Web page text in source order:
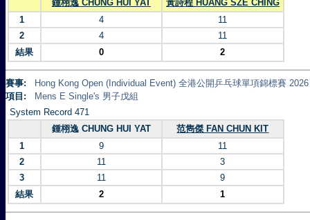
鍾栩逸 CHUNG HUI YAT
黃詩程 HUANG SZE CHING
1
4
11
2
4
11
結果
0 2
賽事:
Hong Kong Open (Individual Event) 全港公開乒乓球單項錦標賽 2026
項目:
Mens E Single's 男子戊組
System Record 471
鍾栩逸 CHUNG HUI YAT
范雋傑 FAN CHUN KIT
1
9
11
2
11
3
3
11
9
結果
2 1